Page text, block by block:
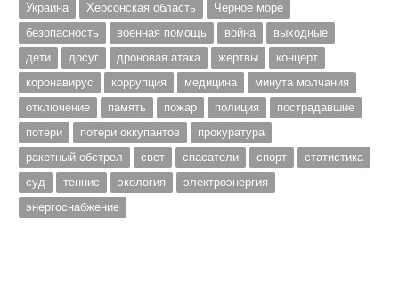
Украина
Херсонская область
Чёрное море
безопасность
военная помощь война
выходные
дети
досуг дроновая атака жертвы
концерт
коронавирус
коррупция медицина
минута молчания
отключение
память пожар полиция
пострадавшие
потери
потери оккупантов
прокуратура
ракетный обстрел
свет спасатели спорт
статистика
суд
теннис экология
электроэнергия
энергоснабжение